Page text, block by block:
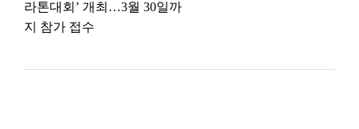
라톤대회’ 개최…3월 30일까
지 참가 접수